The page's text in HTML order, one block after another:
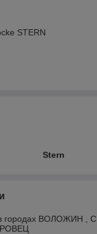
STERN
Stern
в городах ВОЛОЖИН ,